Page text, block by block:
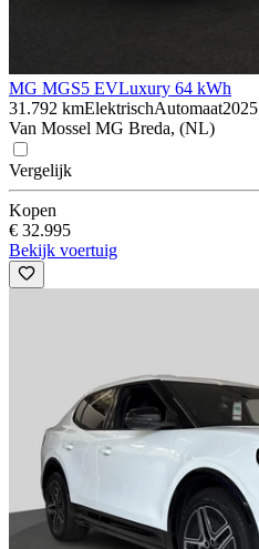
MG MGS5 EVLuxury 64 kWh
31.792 kmElektrischAutomaat2025
Van Mossel MG Breda, (NL)
Vergelijk
Kopen
€ 32.995
Bekijk voertuig